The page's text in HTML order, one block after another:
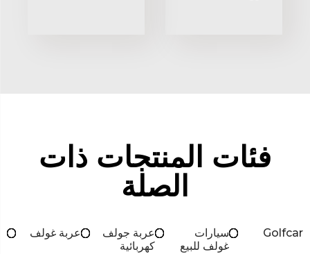
فئات المنتجات ذات
الصلة
Golfcar
سيارات
غولف للبيع
عربة جولف
كهربائية
عربة غولف